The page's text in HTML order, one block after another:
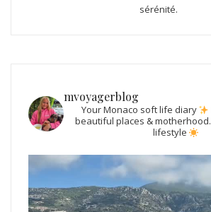
sérénité.
mvoyagerblog
Your Monaco soft life diary
beautiful places & motherhood.
lifestyle